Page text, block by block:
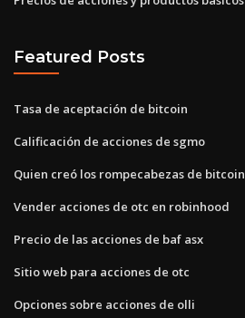
Featured Posts
Tasa de aceptación de bitcoin
Calificación de acciones de sgmo
Quien creó los rompecabezas de bitcoin
Vender acciones de otc en robinhood
Precio de las acciones de baf asx
Sitio web para acciones de otc
Opciones sobre acciones de olli